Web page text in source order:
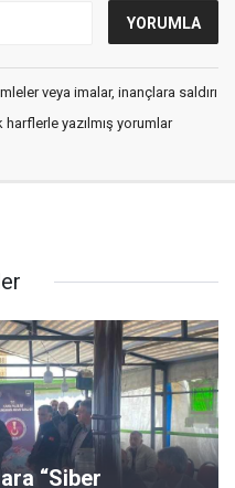
veya imalar, inançlara saldırı
yazılmış yorumlar
“Siber